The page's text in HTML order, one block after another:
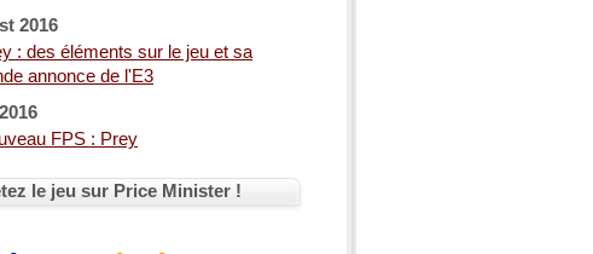
2016
: des éléments sur le jeu et sa
annonce de l'E3
FPS : Prey
le jeu sur Price Minister !